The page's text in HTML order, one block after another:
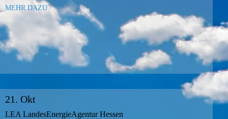
MEHR DAZU
21. Okt
LEA LandesEnergieAgentur Hessen